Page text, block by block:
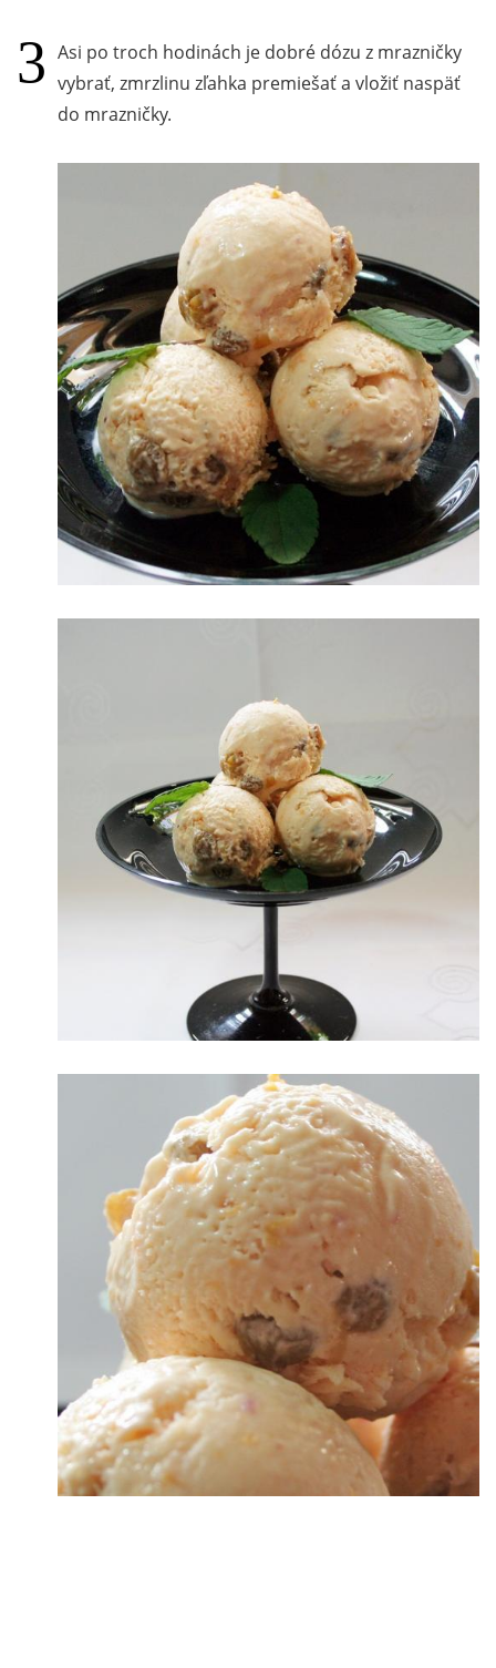
Asi po troch hodinách je dobré dózu z mrazničky
vybrať, zmrzlinu zľahka premiešať a vložiť naspäť
do mrazničky.